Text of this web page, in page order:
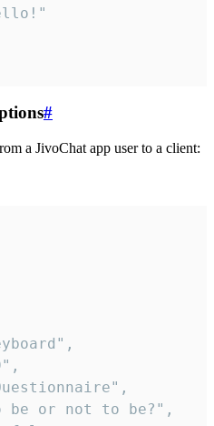
#
a JivoChat app user to a client: